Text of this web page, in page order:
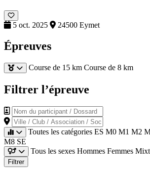
5 oct. 2025 24500 Eymet
Épreuves
Course de 15 km Course de 8 km
Filtrer l’épreuve
Nom du participant / Dossard
Ville / Club / Association / Société
Toutes les catégories ES M0 M1 M2
M8 SE
Tous les sexes Hommes Femmes
Filtrer